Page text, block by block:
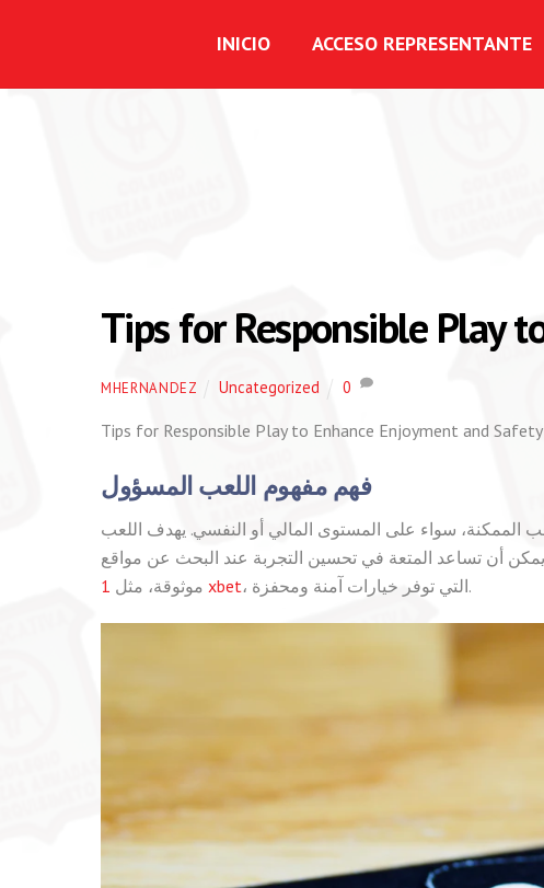
INICIO ACCESO REPRESENTANTE
Tips for Responsible Play
MHERNANDEZ Uncategorized 0
Tips for Responsible Play to Enhance Enjoyment and Safety
فهم مفهوم اللعب المسؤول
الممكنة، سواء على المستوى المالي أو النفسي. يهدف اللعب
يمكن أن تساعد المتعة في تحسين التجربة عند البحث عن مواقع
موثوقة، مثل 1 xbet ، التي توفر خيارات آمنة ومحفزة.